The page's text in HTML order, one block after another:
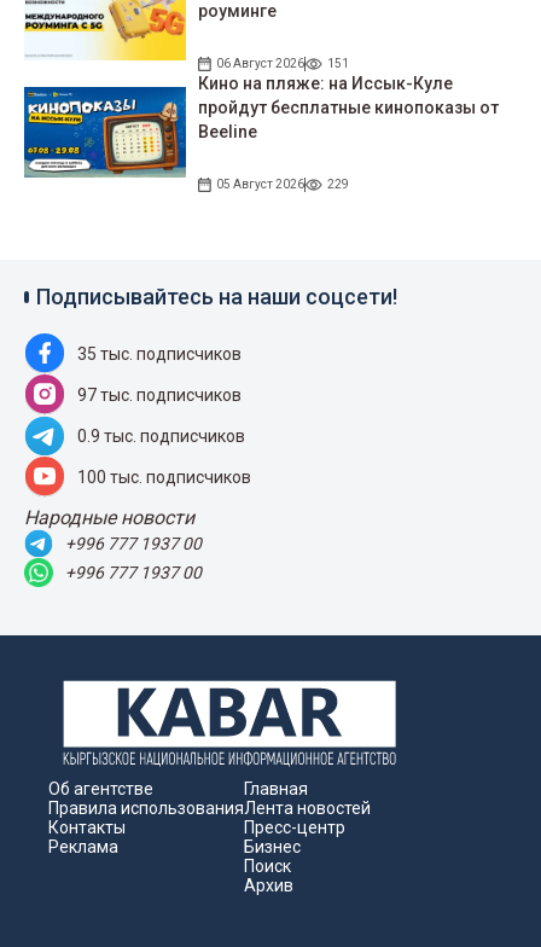
роуминге
06 Август 2026 151
Кино на пляже: на Иссык-Куле
пройдут беcплатные кинопоказы от
Beeline
05 Август 2026 229
Подписывайтесь на наши соцсети!
35 тыс. подписчиков
97 тыс. подписчиков
0.9 тыс. подписчиков
100 тыс. подписчиков
Народные новости
+996 777 1937 00
+996 777 1937 00
Об агентстве
Правила использования
Контакты
Реклама
Главная
Лента новостей
Пресс-центр
Бизнес
Поиск
Архив